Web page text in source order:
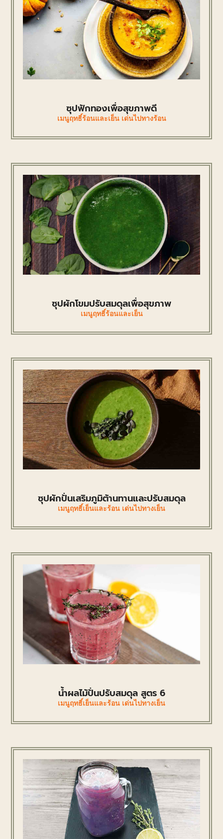
ซุปฟักทองเพื่อสุขภาพดี
เมนูฤทธิ์ร้อนและเย็น เด่นไปทางร้อน
ซุปผักโขมปรับสมดุลเพื่อสุขภาพ
เมนูฤทธิ์ร้อนและเย็น
ซุปผักปั่นเสริมภูมิต้านทานและปรับสมดุล
เมนูฤทธิ์เย็นและร้อน เด่นไปทางเย็น
น้ำผลไม้ปั่นปรับสมดุล สูตร 6
เมนูฤทธิ์เย็นและร้อน เด่นไปทางเย็น